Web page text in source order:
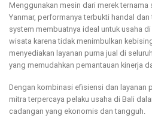
Menggunakan mesin dari merek ternama
Yanmar, performanya terbukti handal
system membuatnya ideal untuk usaha
wisata karena tidak menimbulkan
menyediakan layanan purna jual di
yang memudahkan pemantauan kinerja
Dengan kombinasi efisiensi dan layanan
mitra terpercaya pelaku usaha di Bali
cadangan yang ekonomis dan tangguh.